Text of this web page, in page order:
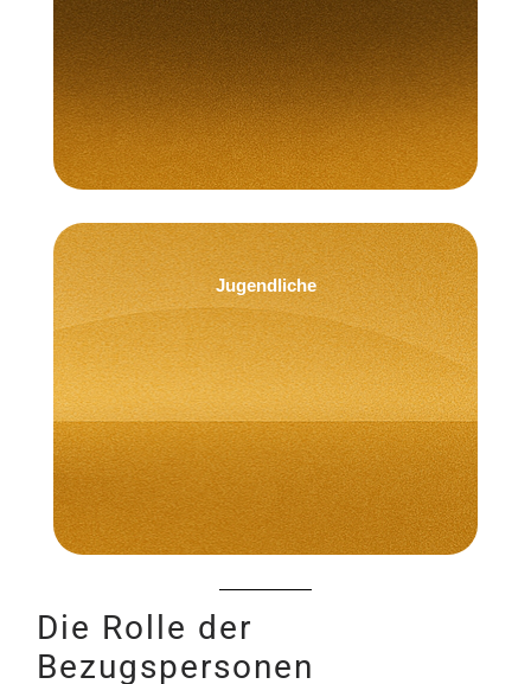
Ich führe mit Klarheit, Vertrauen und
Empathie.
Jugendliche
Meine Entscheidungen schaffen
nachhaltigen Erfolg.
MEHR ÜBER AFFIRMATIONEN FÜR
JUGENDLICHE ERFAHREN ...
Die Rolle der
Bezugspersonen